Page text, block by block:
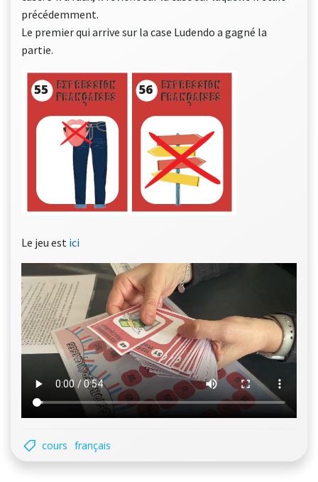
précédemment.
Le premier qui arrive sur la case Ludendo a gagné la
partie.
Le jeu est ici
cours français